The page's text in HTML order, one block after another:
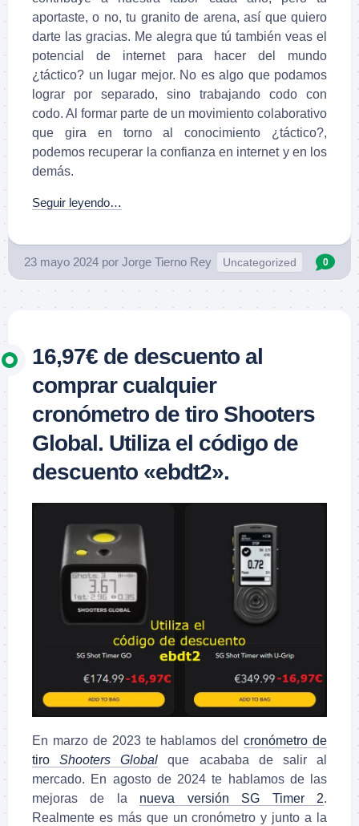
aportaste, o no, tu granito de arena, así que quiero
darte las gracias. Me alegra que tú también veas el
potencial de internet para hacer del mundo
¿táctico? un lugar mejor. No es algo que podamos
lograr por separado, sino trabajando codo con
codo. Al formar parte de un movimiento colaborativo
que gira en torno al conocimiento ¿táctico?,
podemos recuperar la confianza en internet y en los
demás.
Seguir leyendo…
23 mayo 2024 por Jorge Tierno Rey Uncategorized 0
16,97€ de descuento al
comprar cualquier
cronómetro de tiro Shooters
Global. Utiliza el código de
descuento «ebdt2».
En marzo de 2023 te hablamos delcronómetro de
tiroShooters Global que acababa de salir al
mercado. En agosto de 2024 te hablamos de las
mejoras de la nueva versión SG Timer 2.
Realmente es más que un cronómetro y junto a la